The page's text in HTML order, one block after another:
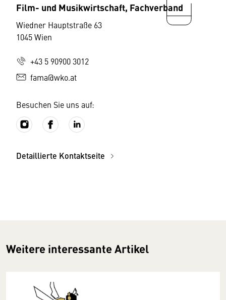
Film- und Musikwirtschaft, Fachverband
Wiedner Hauptstraße 63
1045 Wien
+43 5 90900 3012
fama@wko.at
Besuchen Sie uns auf:
Detaillierte Kontaktseite
Weitere interessante Artikel